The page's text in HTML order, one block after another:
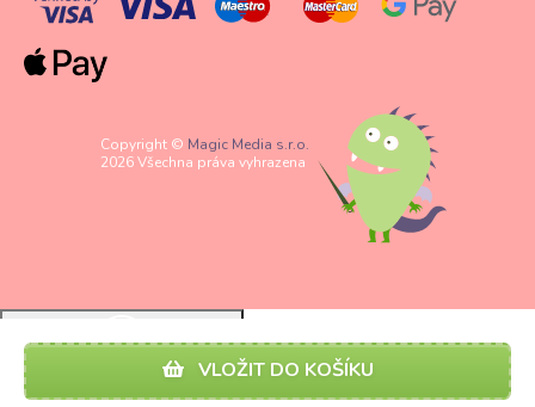
VLOŽIT DO KOŠÍKU
Copyright © Magic Media s.r.o.
2026 Všechna práva vyhrazena